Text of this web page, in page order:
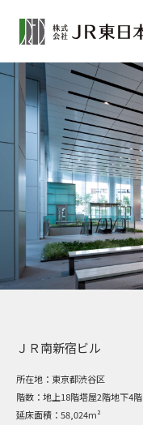
ＪＲ南新宿ビル
所在地： 東京都渋谷区
階数： 地上18階塔屋2階地下4階
延床面積： 58,024m²